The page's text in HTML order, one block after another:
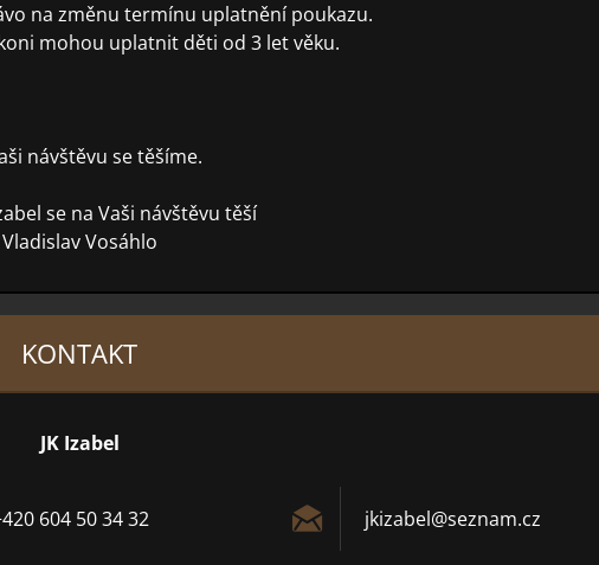
na změnu termínu uplatnění poukazu.
mohou uplatnit děti od 3 let věku.
návštěvu se těšíme.
se na Vaši návštěvu těší
Vladislav Vosáhlo
KONTAKT
JK Izabel
604 50 34 32 jkizabel@seznam.cz